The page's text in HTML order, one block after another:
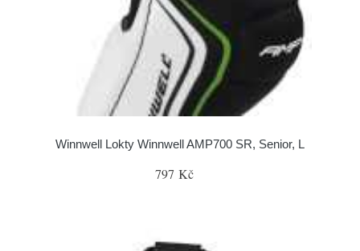
Winnwell Lokty Winnwell AMP700 SR, Senior, L
797 Kč